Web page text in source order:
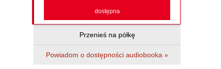
dostępna
Przenieś na półkę
Powiadom o dostępności audiobooka »